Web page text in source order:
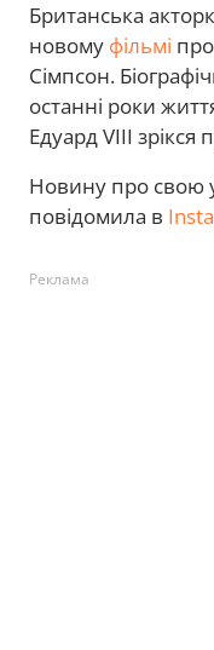
Британська
новому фільмі
Сімпсон.
останні роки
Едуард VIII зрікся
Новину про свою
повідомила в
Реклама